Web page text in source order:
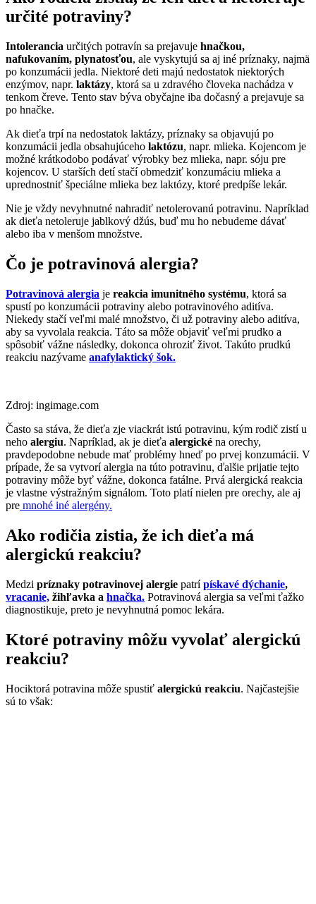
určité potraviny?
Intolerancia určitých potravín sa prejavuje hnačkou,
nafukovaním, plynatosťou, ale vyskytujú sa aj iné príznaky, najmä
po konzumácii jedla. Niektoré deti majú nedostatok niektorých
enzýmov, napr. laktázy, ktorá sa u zdravého človeka nachádza v
tenkom čreve. Tento stav býva obyčajne iba dočasný a prejavuje sa
po hnačke.
Ak dieťa trpí na nedostatok laktázy, príznaky sa objavujú po
konzumácii jedla obsahujúceho laktózu, napr. mlieka. Kojencom je
možné krátkodobo podávať výrobky bez mlieka, napr. sóju pre
kojencov. U starších detí stačí obmedziť konzumáciu mlieka a
uprednostniť špeciálne mlieka bez laktózy, ktoré predpíše lekár.
Nie je vždy nevyhnutné nahradiť netolerovanú potravinu. Napríklad
ak dieťa netoleruje jablkový džús, buď mu ho nebudeme dávať
alebo iba v menšom množstve.
Čo je potravinová alergia?
Potravinová alergia je reakcia imunitného systému, ktorá sa
spustí po konzumácii potraviny alebo potravinového aditíva.
Niekedy stačí veľmi malé množstvo, či už potraviny alebo aditíva,
aby sa vyvolala reakcia. Táto sa môže objaviť veľmi prudko a
spôsobiť vážne následky, dokonca ohroziť život. Takúto prudkú
reakciu nazývame anafylaktický šok.
Zdroj: ingimage.com
Často sa stáva, že dieťa zje viackrát istú potravinu, kým rodič zistí u
neho alergiu. Napríklad, ak je dieťa alergické na orechy,
pravdepodobne nebude mať problémy hneď po prvej konzumácii. V
prípade, že sa vytvorí alergia na túto potravinu, ďalšie prijatie tejto
potraviny môže byť vážne, dokonca fatálne. Prvá alergická reakcia
je vlastne výstražným signálom. Toto platí nielen pre orechy, ale aj
pre mnohé iné alergény.
Ako rodičia zistia, že ich dieťa má
alergickú reakciu?
Medzi príznaky potravinovej alergie patrípískavé dýchanie,
vracanie, žihľavka a hnačka. Potravinová alergia sa veľmi ťažko
diagnostikuje, preto je nevyhnutná pomoc lekára.
Ktoré potraviny môžu vyvolať alergickú
reakciu?
Hociktorá potravina môže spustiť alergickú reakciu. Najčastejšie
sú to však: